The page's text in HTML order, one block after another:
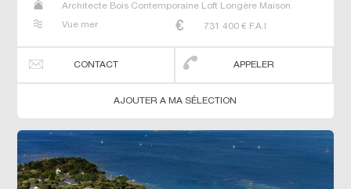
Architecte Bois Contemporaine Loft Longère Maison
Vue mer
731 400 € F.A.I
CONTACT APPELER
AJOUTER A MA SÉLECTION